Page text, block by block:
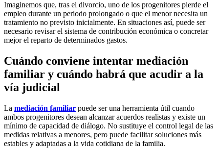
Imaginemos que, tras el divorcio, uno de los progenitores pierde el
empleo durante un periodo prolongado o que el menor necesita un
tratamiento no previsto inicialmente. En situaciones así, puede ser
necesario revisar el sistema de contribución económica o concretar
mejor el reparto de determinados gastos.
Cuándo conviene intentar mediación
familiar y cuándo habrá que acudir a la
vía judicial
La mediación familiar puede ser una herramienta útil cuando
ambos progenitores desean alcanzar acuerdos realistas y existe un
mínimo de capacidad de diálogo. No sustituye el control legal de las
medidas relativas a menores, pero puede facilitar soluciones más
estables y adaptadas a la vida cotidiana de la familia.